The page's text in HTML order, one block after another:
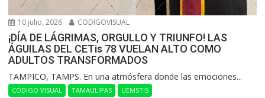
10 julio, 2026 CODIGOVISUAL
¡DÍA DE LÁGRIMAS, ORGULLO Y TRIUNFO! LAS
ÁGUILAS DEL CETis 78 VUELAN ALTO COMO
ADULTOS TRANSFORMADOS
​TAMPICO, TAMPS. En una atmósfera donde las emociones...
CÓDIGO VISUAL TAMAULIPAS UEMSTIS